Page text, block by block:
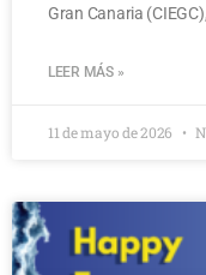
Gran Canaria
LEER MÁS »
11 de mayo de 2026